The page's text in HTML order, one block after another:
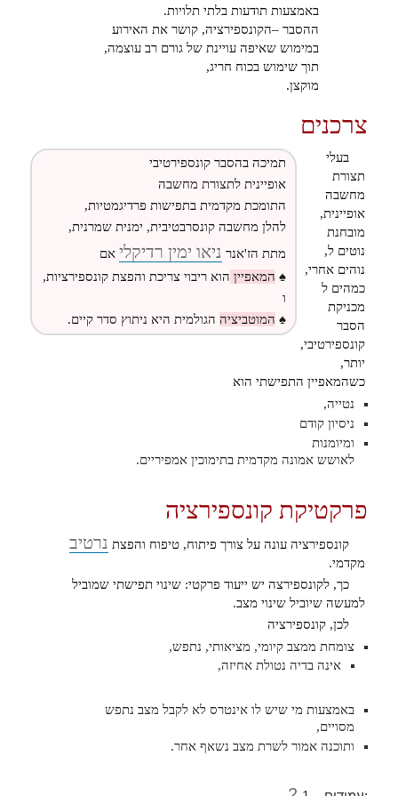
באמצעות תודעות בלתי תלויות.
ההסבר –הקונספירציה, קושר את האירוע
במימוש שאיפה עויינת של גורם רב עוצמה,
תוך שימוש בכוח חריג,
מוקצן.
צרכנים
תמיכה בהסבר קונספירטיבי
אופיינית לתצורת מחשבה
התומכת מקדמית בתפישות פרדיגמטיות,
להלן מחשבה קונסרבטיבית, ימנית שמרנית,
מתת הז'אנר ניאו ימין רדיקליאם
♠ המאפיין הוא ריבוי צריכת והפצת קונספירציות,
ו
♠ המוטביציההגולמית היא ניתוץ סדר קיים.
בעלי
תצורת
מחשבה
אופיינית,
מובחנת
נוטים ל,
נוהים אחרי,
כמהים ל
מכניקת
הסבר
קונספירטיבי,
יותר,
כשהמאפיין התפישתי הוא
נטייה,
ניסיון קודם
ומיומנות
לאושש אמונה מקדמית בתימוכין אמפיריים.
פרקטיקת קונספירציה
קונספירציה עונה על צורך פיתוח, טיפוח והפצת נרטיב
מקדמי.
כך, לקונספירצה יש ייעוד פרקטי: שינוי תפישתי שמוביל
למעשה שיוביל שינוי מצב.
לכן, קונספירציה
צומחת ממצב קיומי, מציאותי, נתפש,
אינה בדיה נטולת אחיזה,
באמצעות מי שיש לו אינטרס לא לקבל מצב נתפש
מסויים,
ותוכנה אמור לשרת מצב נשאף אחר.
עמוד
,